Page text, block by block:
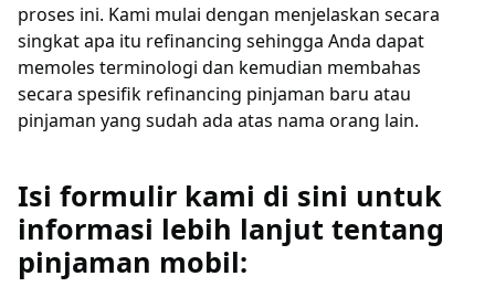
proses ini. Kami mulai dengan menjelaskan secara
singkat apa itu refinancing sehingga Anda dapat
memoles terminologi dan kemudian membahas
secara spesifik refinancing pinjaman baru atau
pinjaman yang sudah ada atas nama orang lain.
Isi formulir kami di sini untuk
informasi lebih lanjut tentang
pinjaman mobil: